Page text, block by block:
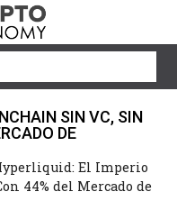
SIN VC, SIN
DE
El Imperio
44% del Mercado de